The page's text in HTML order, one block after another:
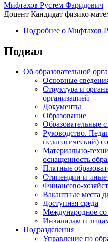
Мифтахов Рустем Фаридович
Доцент Кандидат физико-
Подробнее о Мифтахов
Подвал
Об образовательной
Основные
Структура и
организацией
Документы
Образование
Образовательные
Руководство.
педагогический)
Материально-
оснащенность
Платные
Стипендии и иные
Финансово-
Вакантные места
Доступная среда
Международное
Инвалидам и
Подразделения
Управление по